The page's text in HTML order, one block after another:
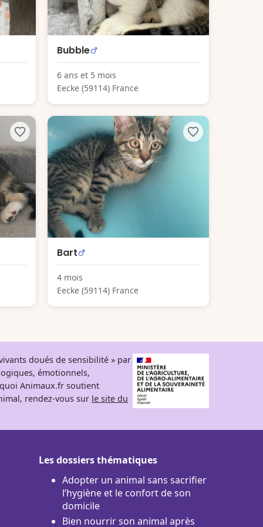
Bubble
6 ans et 5 mois
Eecke (59114) France
Bart
4 mois
Eecke (59114) France
doués de sensibilité » par
émotionnels,
Animaux.fr soutient
rendez-vous sur le site du
Les dossiers thématiques
Adopter un animal sans sacrifier
l’hygiène et le confort de son
domicile
Bien nourrir son animal après